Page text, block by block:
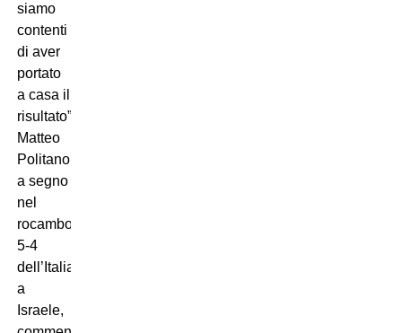
siamo
contenti
di aver
portato
a casa il
risultato”.
Matteo
Politano,
a segno
nel
rocambolesco
5-4
dell’Italia
a
Israele,